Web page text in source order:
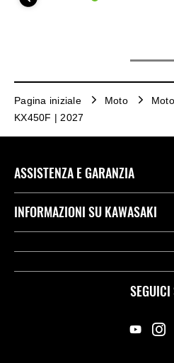
Pagina iniziale Moto
KX450F | 2027
SEGUICI
ASSISTENZA E GARANZIA
Assistenza Stradale
Kawasaki Care
INFORMAZIONI SU KAWASAKI
Società